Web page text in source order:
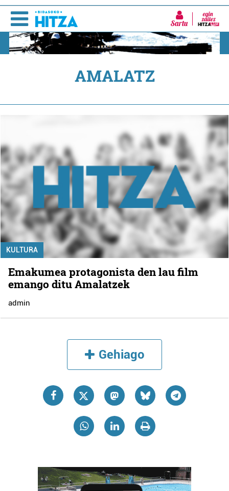
Sartu
AMALATZ
KULTURA
Emakumea protagonista den lau film
emango ditu Amalatzek
admin
Gehiago